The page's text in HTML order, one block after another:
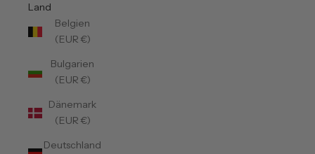
Land
Belgien
(EUR €)
Bulgarien
(EUR €)
Dänemark
(EUR €)
Deutschland